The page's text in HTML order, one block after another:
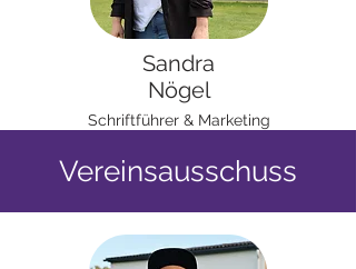
Sandra
Nögel
Schriftführer & Marketing
Vereinsausschuss